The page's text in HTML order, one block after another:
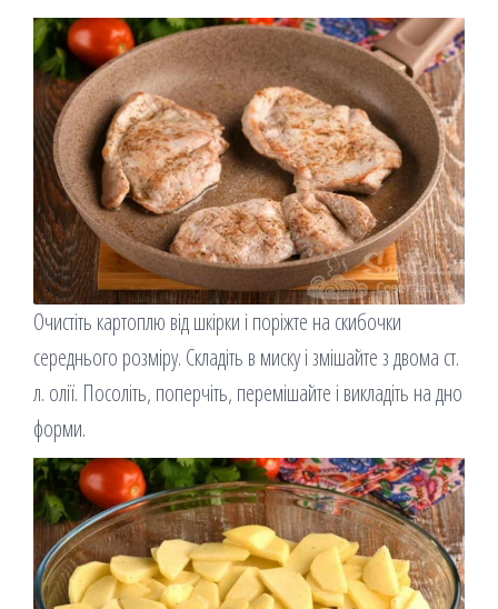
Очистіть картоплю від шкірки і поріжте на скибочки
середнього розміру. Складіть в миску і змішайте з двома ст.
л. олії. Посоліть, поперчіть, перемішайте і викладіть на дно
форми.